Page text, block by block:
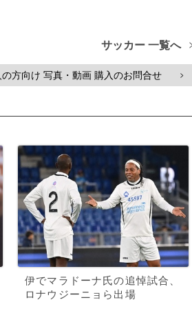
サッカー 一覧へ
方向け 写真・動画 購入のお問合せ >
伊でマラドーナ氏の追悼試合、
ロナウジーニョら出場